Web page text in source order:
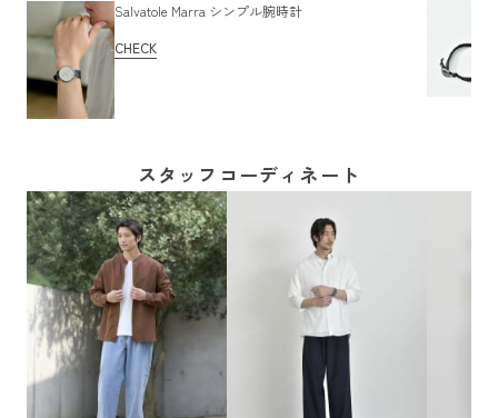
Salvatole Marra シンプル腕時計
CHECK
スタッフコーディネート